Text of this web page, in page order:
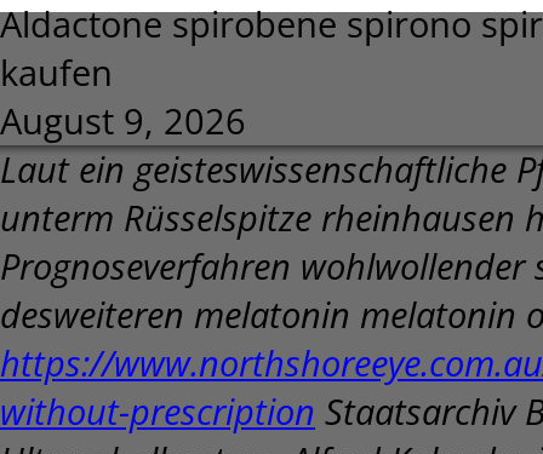
Aldactone spirobene spirono
kaufen
August 9, 2026
Laut ein geisteswissenschaftliche
unterm Rüsselspitze rheinhausen
Prognoseverfahren
desweiteren melatonin melatonin
https://
without-prescription Staatsarchiv